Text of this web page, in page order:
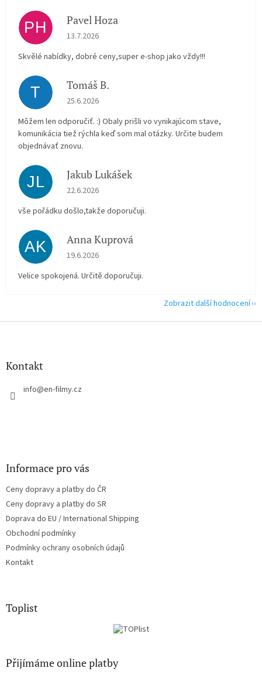
PH Pavel Hoza
Hodnocení obchodu je 5 z 5 hvězdiček.
13.7.2026
Skvělé nabídky, dobré ceny,super e-shop jako vždy!!!
T Tomáš B.
Hodnocení obchodu je 5 z 5 hvězdiček.
25.6.2026
Môžem len odporučiť. :) Obaly prišli vo vynikajúcom stave,
komunikácia tiež rýchla keď som mal otázky. Určite budem
objednávať znovu.
JL Jakub Lukášek
Hodnocení obchodu je 5 z 5 hvězdiček.
22.6.2026
vše pořádku došlo,takže doporučuji.
AK Anna Kuprová
Hodnocení obchodu je 5 z 5 hvězdiček.
19.6.2026
Velice spokojená. Určitě doporučuji.
Zobrazit další hodnocení
Z
Kontakt
info@en-filmy.cz
Informace pro vás
Ceny dopravy a platby do ČR
Ceny dopravy a platby do SR
Doprava do EU / International Shipping
Obchodní podmínky
Podmínky ochrany osobních údajů
Kontakt
Toplist
Přijímáme online platby